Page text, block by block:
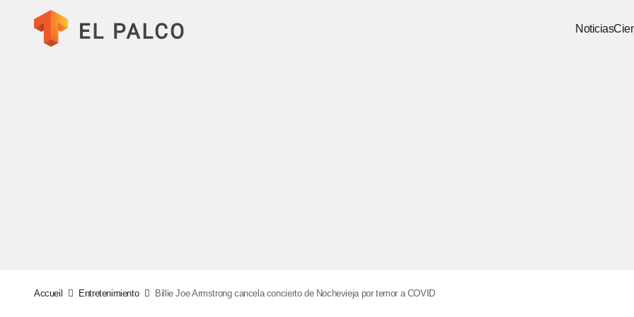
Noticias
Accueil Entretenimiento Billie Joe Armstrong cancela concierto de Nochevieja por temor a COVID